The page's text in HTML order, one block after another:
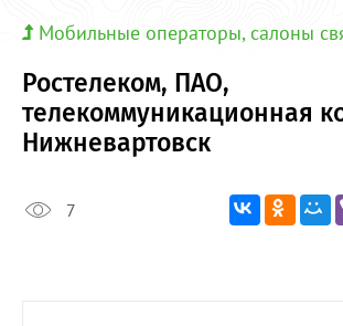
Мобильные операторы, салоны
Ростелеком, ПАО,
телекоммуникационная
Нижневартовск
7